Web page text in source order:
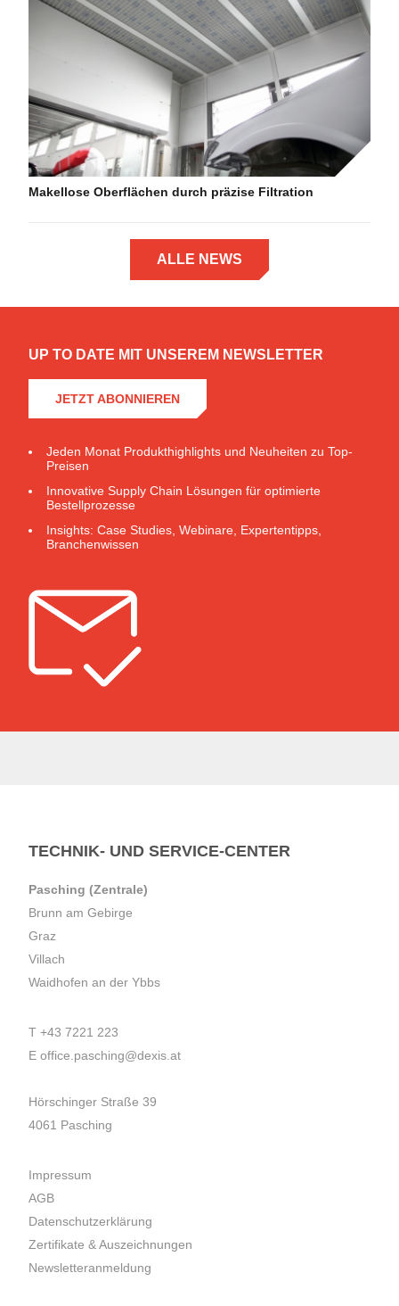
Makellose Oberflächen durch präzise Filtration
ALLE NEWS
UP TO DATE MIT UNSEREM NEWSLETTER
JETZT ABONNIEREN
Jeden Monat Produkthighlights und Neuheiten zu Top-
Preisen
Innovative Supply Chain Lösungen für optimierte
Bestellprozesse
Insights: Case Studies, Webinare, Expertentipps,
Branchenwissen
TECHNIK- UND SERVICE-CENTER
Pasching (Zentrale)
Brunn am Gebirge
Graz
Villach
Waidhofen an der Ybbs
T +43 7221 223
E office.pasching@dexis.at
Hörschinger Straße 39
4061 Pasching
Impressum
AGB
Datenschutzerklärung
Zertifikate & Auszeichnungen
Newsletteranmeldung